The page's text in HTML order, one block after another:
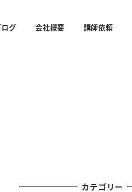
グ 会社概要 講師依頼
カテゴリー